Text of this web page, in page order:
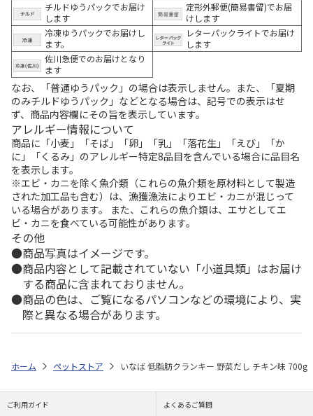
チルドゆうパックでお届け
します
定形外郵便(簡易書留)でお届
けします
冷凍ゆうパックでお届けし
ます。
レターパックライトでお届け
します
佐川急便でのお届けとなり
ます
なお、「普通ゆうパック」の場合は表示しません。また、「夏期
のみチルドゆうパック」などとなる場合は、記号での表示はせ
ず、商品内容欄にその旨を表示しています。
アレルギー情報について
商品に「小麦」「そば」「卵」「乳」「落花生」「えび」「か
に」「くるみ」のアレルギー特定8品目を含んでいる場合に品目名
を表示します。
※エビ・カニを除く魚介類（これらの魚介類を原材料として製造
された加工品も含む）は、漁獲漁法によりエビ・カニが混じって
いる場合があります。 また、これらの魚介類は、エサとしてエ
ビ・カニを食べている可能性があります。
その他
商品写真はイメージです。
商品内容として記載されていない「小道具類」はお届け
する商品に含まれておりません。
商品の色は、ご覧になるパソコンなどの環境により、実
際と異なる場合があります。
ホーム ペットストア いなば 低脂肪クランキー 野菜だし チキン味 700g
ご利用ガイド よくあるご質問